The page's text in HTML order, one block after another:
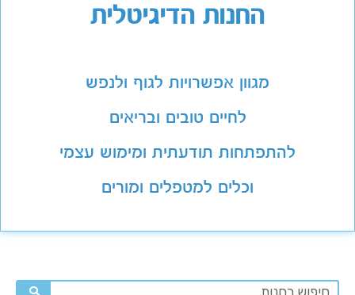
החנות הדיגיטלית
מגוון אפשרויות לגוף ולנפש
לחיים טובים ובריאים
להתפתחות תודעתית ומימוש עצמי
וכלים למטפלים ומורים